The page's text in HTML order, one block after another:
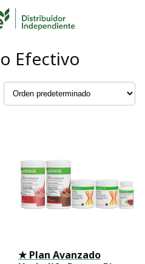
Efectivo
★ Plan Avanzado